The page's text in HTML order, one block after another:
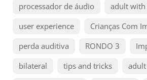
processador de áudio
adult with
user experience
Crianças Com
perda auditiva
RONDO 3
bilateral
tips and tricks